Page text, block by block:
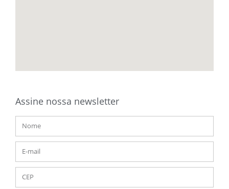
Assine nossa newsletter